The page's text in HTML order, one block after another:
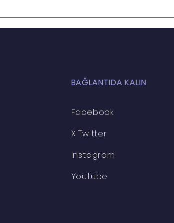
BAĞLANTIDA KALIN
Facebook
X Twitter
Instagram
Youtube